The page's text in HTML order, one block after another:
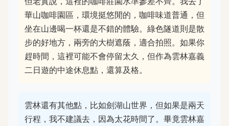
華山咖啡園區，環境挺悠閒的，咖啡味道普通，但
坐在山邊喝一杯還是不錯的體驗。綠色隧道則是散
步的好地方，兩旁的大樹遮蔭，適合拍照。如果你
趕時間，這裡可能不會停留太久，但作為雲林嘉義
二日遊的中途休息點，還算及格。
雲林還有其他點，比如劍湖山世界，但如果是兩天
行程，我不建議去，因為太花時間了。畢竟雲林嘉